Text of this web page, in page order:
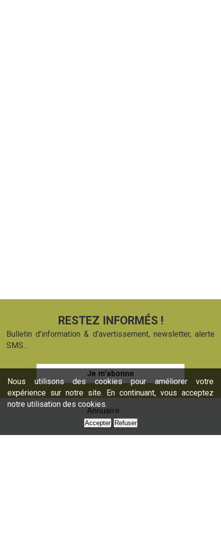
RESTEZ INFORMÉS !
Bulletin d'information & d'avertissement, newsletter, alerte
SMS...
Je m'abonne
Annuaire
Laboratoire
Nous utilisons des cookies pour améliorer votre
expérience sur notre site. En continuant, vous acceptez
notre utilisation des cookies.
Accepter Refuser